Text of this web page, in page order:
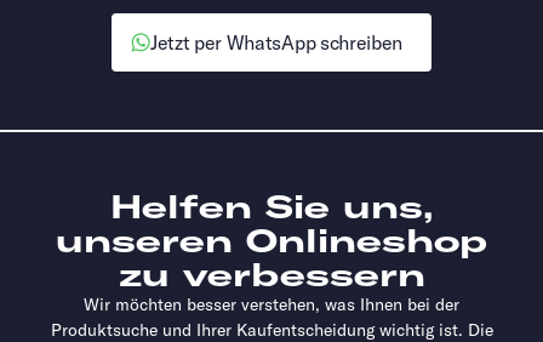
Jetzt per WhatsApp schreiben
Helfen Sie uns,
unseren Onlineshop
zu verbessern
Wir möchten besser verstehen, was Ihnen bei der
Produktsuche und Ihrer Kaufentscheidung wichtig ist. Die